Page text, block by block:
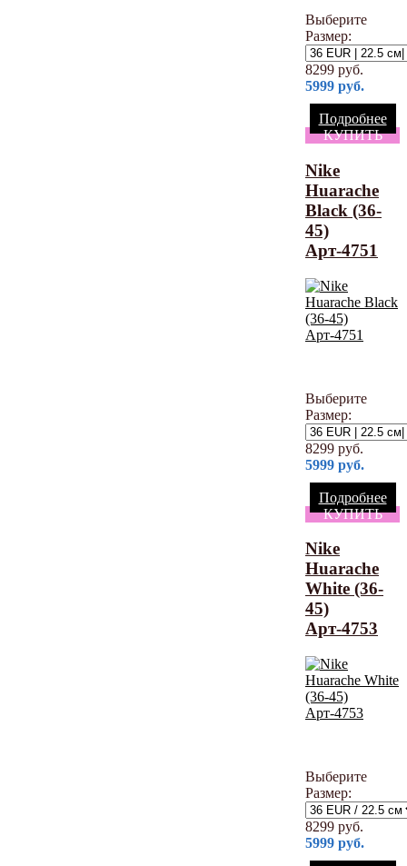
Выберите
Размер:
8299 руб.
5999 руб.
Подробнее
КУПИТЬ
Nike
Huarache
Black (36-
45)
Арт-4751
Выберите
Размер:
8299 руб.
5999 руб.
Подробнее
КУПИТЬ
Nike
Huarache
White (36-
45)
Арт-4753
Выберите
Размер:
8299 руб.
5999 руб.